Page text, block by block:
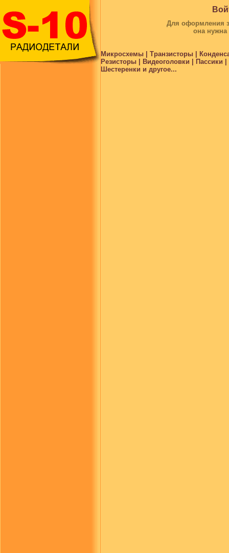
Для оформления
она
Микросхемы | Транзисторы |
Резисторы | Видеоголовки |
Шестеренки и другое...